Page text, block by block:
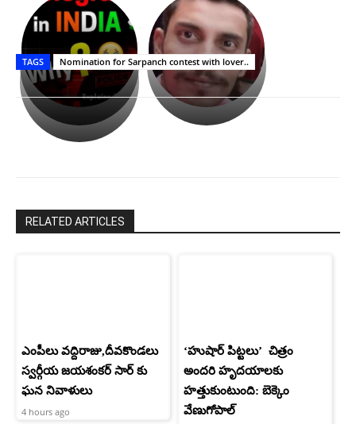
భగవంతుని
ప్రసాదం
తీర్థం..తులసీదళం
లేకుండా
అసంపూర్ణం
కేజీఎఫ్
సినిమాతో
పాన్
ఇండియా
స్టార్
హీరోయిన్‏గా
శ్రీనిధి
Upasana:
భర్తపై
రివెంజ్
తీర్చుకున్న
ఉపాసన..
పాపం
రామ్
TAGS Nomination for Sarpanch contest with lover..
RELATED ARTICLES
ఎంపీలు వద్దిరాజు,దీవకొండలు
స్వర్గీయ జయశంకర్ సార్ కు
ఘన నివాళులు
4 hours ago
‘హుషార్‌ పిట్టలు’ చిత్రం
అందరి హృదయాలకు
హత్తుకుంటుంది: బెక్కెం
వేణుగోపాల్‌